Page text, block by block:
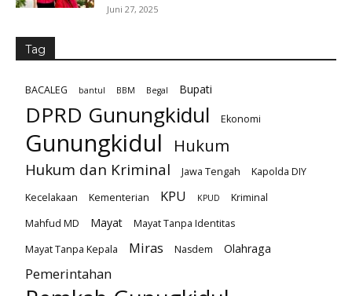
Juni 27, 2025
Tag
BACALEG bantul BBM Begal Bupati
DPRD Gunungkidul Ekonomi
Gunungkidul Hukum
Hukum dan Kriminal Jawa Tengah
Kapolda DIY
Kecelakaan
Kementerian KPU KPUD
Kriminal
Mahfud MD
Mayat
Mayat Tanpa Identitas
Mayat Tanpa Kepala
Miras Nasdem Olahraga
Pemerintahan